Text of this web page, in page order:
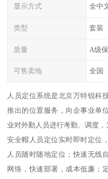
显示方式 全中
类型 套装
质量 A级
可售卖地 全国
人员定位系统是北京万特锐科
推出的位置服务，向企事业单
业对外勤人员进行考勤、调度，
安全帽人员定位实时即时定位
人员随时随地定位；快速无线
网络，快速部署，成本低廉；